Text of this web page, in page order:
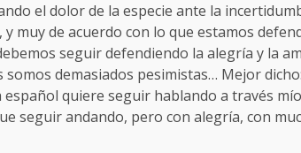
el dolor de la especie ante la
muy de acuerdo con lo que estamos
seguir defendiendo la alegría y la
demasiados pesimistas… Mejor
quiere seguir hablando a través
seguir andando, pero con alegría, con